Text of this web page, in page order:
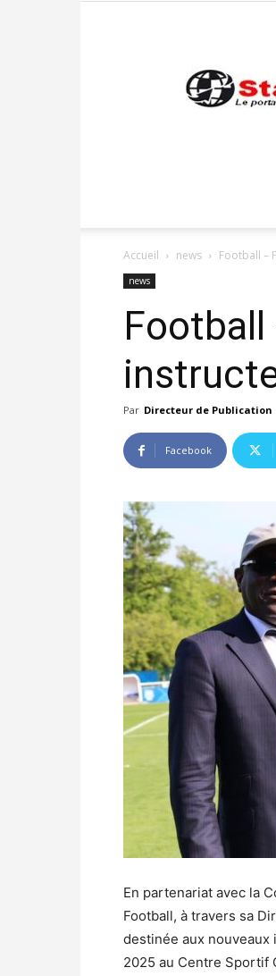
Accueil news Football –
news
Par Directeur de Publication
Facebook
En partenariat avec la
Football, à travers sa
destinée aux
2025 au Centre Sportif